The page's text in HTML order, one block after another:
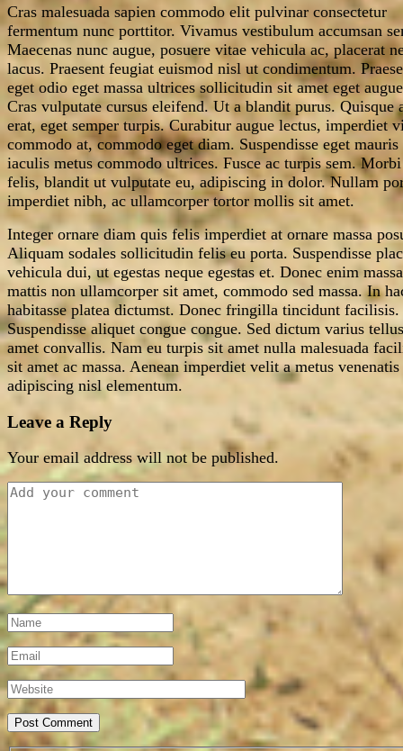
Cras malesuada sapien commodo elit pulvinar consectetur
fermentum nunc porttitor. Vivamus vestibulum accumsan
Maecenas nunc augue, posuere vitae vehicula ac, placerat
lacus. Praesent feugiat euismod nisl ut condimentum.
eget odio eget massa ultrices sollicitudin sit amet eget
Cras vulputate cursus eleifend. Ut a blandit purus. Quisque
erat, eget semper turpis. Curabitur augue lectus, imperdiet
commodo at, commodo eget diam. Suspendisse eget mauris
iaculis metus commodo ultrices. Fusce ac turpis sem.
felis, blandit ut vulputate eu, adipiscing in dolor. Nullam
imperdiet nibh, ac ullamcorper tortor mollis sit amet.
Integer ornare diam quis felis imperdiet at ornare massa
Aliquam sodales sollicitudin felis eu porta. Suspendisse
vehicula dui, ut egestas neque egestas et. Donec enim
mattis non ullamcorper sit amet, commodo sed massa. In
habitasse platea dictumst. Donec fringilla tincidunt facilisis.
Suspendisse aliquet congue congue. Sed dictum varius
amet convallis. Nam eu turpis sit amet nulla malesuada
sit amet ac massa. Aenean imperdiet velit a metus venenatis
adipiscing nisl elementum.
Leave a Reply
Your email address will not be published.